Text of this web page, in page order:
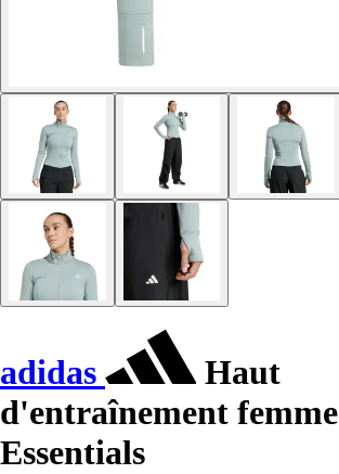
adidas
Haut
d'entraînement femme
Essentials